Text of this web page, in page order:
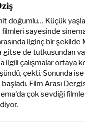
doğumlu… Küçük
filmleri sayesinde
ilginç bir şekilde
gitse de tutkusundan
ilgili çalışmalar ortaya
çekti. Sonunda
Film Arası
çok sevdiği